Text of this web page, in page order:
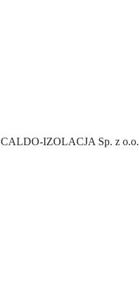
CALDO-IZOLACJA Sp. z o.o.